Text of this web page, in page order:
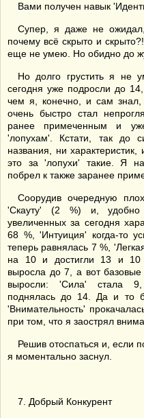
Вами получен навык
Супер, я даже не
почему всё скрыто и
еще не умею. Но обидно до
Но долго грустить я не
сегодня уже подросли до
чем я, конечно, и сам
очень быстро стал
ранее примеченным и
'лопухам'. Кстати, так до
названия, ни
это за 'лопухи' такие. Я
побрел к также заранее
Соорудив очередную
'Скауту' (2 %) и, удобно
увеличенных за сегодня
68 %, 'Интуиция' когда-то
теперь равнялась 7 %,
на 10 и достигли 13 и 10
выросла до 7, а вот базовые
выросли: 'Сила' стала 9,
поднялась до 14. Да и то
'Внимательность'
при том, что я заострял
Решив отоспаться и, если
я моментально заснул.
7. Добрый Конкурент